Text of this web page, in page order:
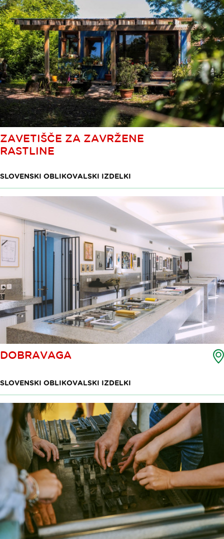
ZAVETIŠČE ZA ZAVRŽENE
RASTLINE
SLOVENSKI OBLIKOVALSKI IZDELKI
DOBRAVAGA
SLOVENSKI OBLIKOVALSKI IZDELKI